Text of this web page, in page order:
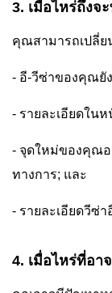
3. เมื่อไหร่ถึงจ
คุณสามารถเปลี่ย
- อี-วีซ่าของคุณยั
- รายละเอียดใน
- จุดใหม่ของคุณอ
ทางการ; และ
- รายละเอียดวีซ่
4. เมื่อไหร่ที่อา